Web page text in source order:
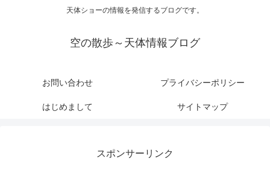
天体ショーの情報を発信するブログです。
空の散歩～天体情報ブログ
お問い合わせ プライバシーポリシー
はじめまして サイトマップ
スポンサーリンク